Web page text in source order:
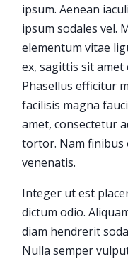
ipsum. Aenean
ipsum sodales vel.
elementum vitae
ex, sagittis sit
Phasellus efficitur
facilisis magna
amet, consectetur
tortor. Nam
venenatis.
Integer ut est
dictum odio.
diam hendrerit
Nulla semper